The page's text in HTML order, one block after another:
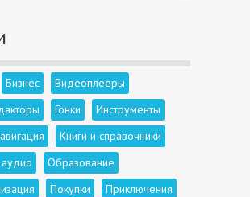
Бизнес
Видеоплееры
Гонки
Инструменты
Книги и справочники
Образование
Покупки
Приключения